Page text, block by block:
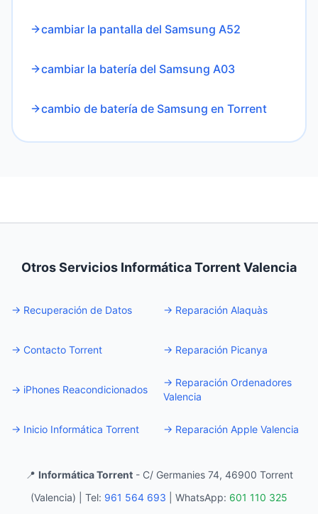
cambiar la pantalla del Samsung A52
cambiar la batería del Samsung A03
cambio de batería de Samsung en Torrent
Otros Servicios Informática Torrent Valencia
→ Recuperación de Datos → Reparación Alaquàs
→ Contacto Torrent → Reparación Picanya
→ iPhones Reacondicionados
→ Reparación Ordenadores
Valencia
→ Inicio Informática Torrent → Reparación Apple Valencia
📍 Informática Torrent- C/ Germanies 74, 46900 Torrent
(Valencia) |
Tel: 961 564 693 WhatsApp: 601 110 325